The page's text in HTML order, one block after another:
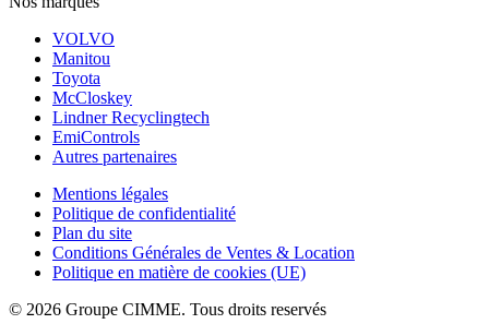
VOLVO
Manitou
Toyota
McCloskey
Lindner Recyclingtech
EmiControls
Autres partenaires
Mentions légales
Politique de confidentialité
Plan du site
Conditions Générales de Ventes & Location
Politique en matière de cookies (UE)
© 2026 Groupe CIMME. Tous droits reservés